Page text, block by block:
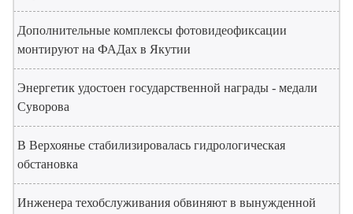
Дополнительные комплексы фотовидеофиксации
монтируют на ФАДах в Якутии
Энергетик удостоен государственной награды - медали
Суворова
В Верхоянье стабилизировалась гидрологическая
обстановка
Инженера техобслуживания обвиняют в вынужденной